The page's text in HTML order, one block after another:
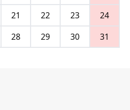
21 22 23
24
28 29 30 31